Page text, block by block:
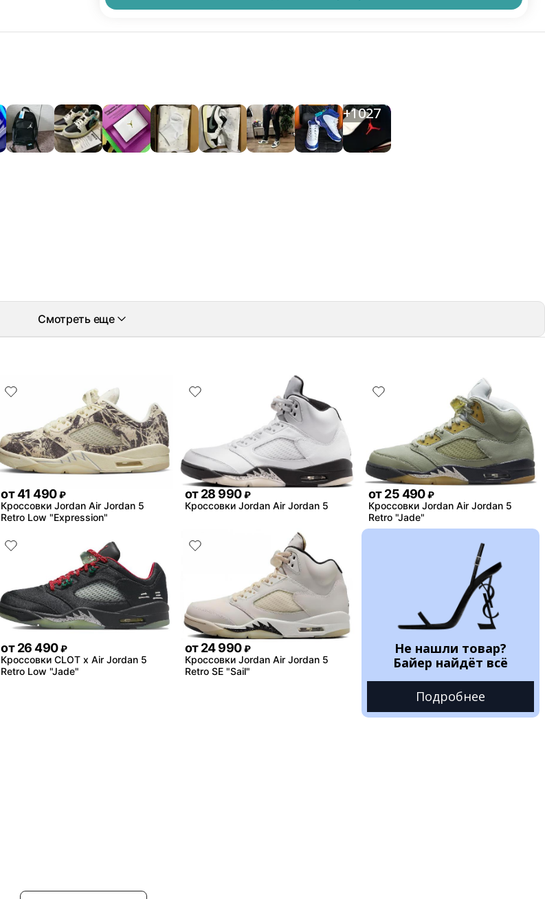
+1027
Смотреть еще
от41 490 ₽
Кроссовки Jordan Air Jordan 5
Retro Low "Expression"
от 28 990 ₽
Кроссовки Jordan Air Jordan 5
от 25 490 ₽
Кроссовки Jordan Air Jordan 5
Retro "Jade"
от 26 490 ₽
Кроссовки CLOT x Air Jordan 5
Retro Low "Jade"
от 24 990 ₽
Кроссовки Jordan Air Jordan 5
Retro SE "Sail"
Не нашли товар?
Байер найдёт всё
Подробнее